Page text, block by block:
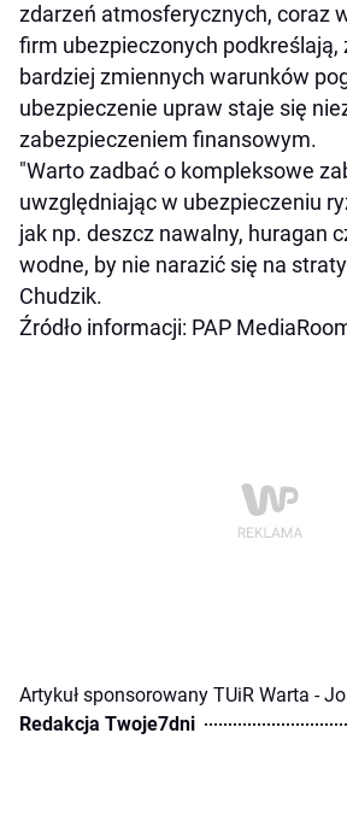
zdarzeń atmosferycznych, coraz
firm ubezpieczonych podkreślają,
bardziej zmiennych warunków
ubezpieczenie upraw staje się
zabezpieczeniem finansowym.
"Warto zadbać o kompleksowe
uwzględniając w ubezpieczeniu
jak np. deszcz nawalny, huragan
wodne, by nie narazić się na
Chudzik.
Źródło informacji: PAP
Artykuł sponsorowany TUiR Warta -
Redakcja Twoje7dni